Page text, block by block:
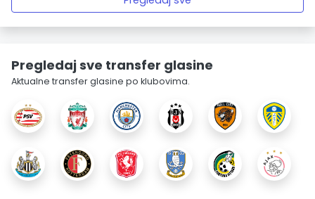
Pregledaj sve transfer glasine
Aktualne transfer glasine po klubovima.